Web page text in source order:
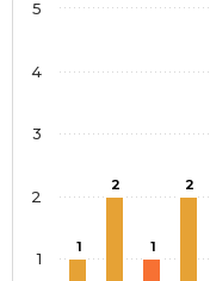
1
2
1
2
1
2
3
4
5